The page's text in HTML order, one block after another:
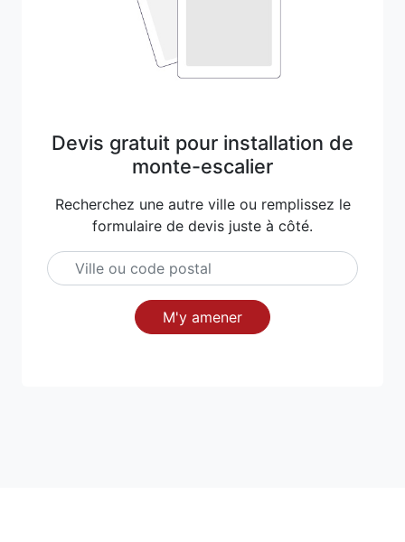
Devis gratuit pour installation de
monte-escalier
Recherchez une autre ville ou remplissez le
formulaire de devis juste à côté.
M'y amener